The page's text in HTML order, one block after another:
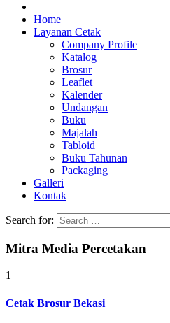
Jasa Cetak Online DMG Printing
Home
Layanan Cetak
Company Profile
Katalog
Brosur
Leaflet
Kalender
Undangan
Buku
Majalah
Tabloid
Buku Tahunan
Packaging
Galleri
Kontak
Search for:
Mitra Media Percetakan
1
Cetak Brosur Bekasi